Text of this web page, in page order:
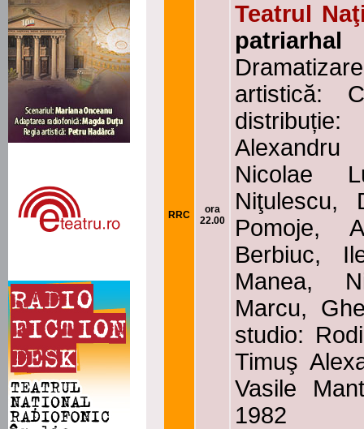
RRC
ora
22.00
Teatrul
patriarhal
artistică:
Nicolae
Niţulescu,
Pomoje,
Berbiuc,
Manea,
Marcu,
studio:
Timuş
Vasile
1982